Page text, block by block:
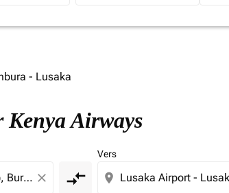
- Lusaka
Airways
close compare_arrows
Vers
location_on
ou modifiez les dates ci-dessous afin